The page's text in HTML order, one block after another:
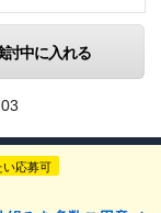
討中に入れる
い応募可